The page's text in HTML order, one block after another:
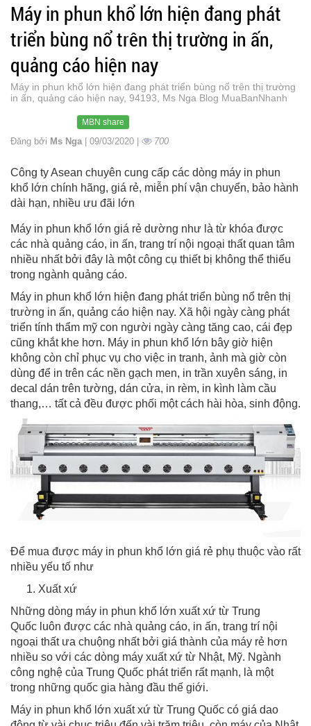
Máy in phun khổ lớn hiện đang phát
triển bùng nổ trên thị trường in ấn,
quảng cáo hiện nay
Máy in phun khổ lớn hiện đang phát triển bùng nổ trên thị trường
in ấn, quảng cáo hiện nay, 94193, Ms Nga Blog MuaBanNhanh
MBN share
Đăng bởi Ms Nga | 09/03/2020 | 700
Công ty Asean chuyên cung cấp các dòng máy in phun
khổ lớn chính hãng, giá rẻ, miễn phí vận chuyển, bảo hành
dài hạn, nhiều ưu đãi lớn
Máy in phun khổ lớn giá rẻ dường như là từ khóa được
các nhà quảng cáo, in ấn, trang trí nội ngoại thất quan tâm
nhiều nhất bởi đây là một công cụ thiết bị không thể thiếu
trong ngành quảng cáo.
Máy in phun khổ lớn hiện đang phát triển bùng nổ trên thị
trường in ấn, quảng cáo hiện nay. Xã hội ngày càng phát
triển tính thẩm mỹ con người ngày càng tăng cao, cái đẹp
cũng khắt khe hơn. Máy in phun khổ lớn bây giờ hiện
không còn chỉ phục vụ cho việc in tranh, ảnh mà giờ còn
dùng để in trên các nền gạch men, in trần xuyên sáng, in
decal dán trên tường, dán cửa, in rèm, in kình làm cầu
thang,… tất cả đều được phối một cách hài hòa, sinh động.
Để mua được máy in phun khổ lớn giá rẻ phụ thuộc vào rất
nhiều yếu tố như
Xuất xứ
Những dòng máy in phun khổ lớn xuất xứ từ Trung
Quốc luôn được các nhà quảng cáo, in ấn, trang trí nội
ngoại thất ưa chuộng nhất bởi giá thành của máy rẻ hơn
nhiều so với các dòng máy xuất xứ từ Nhật, Mỹ. Ngành
công nghệ của Trung Quốc phát triển rất mạnh, là một
trong những quốc gia hàng đầu thế giới.
Máy in phun khổ lớn xuất xứ từ Trung Quốc có giá dao